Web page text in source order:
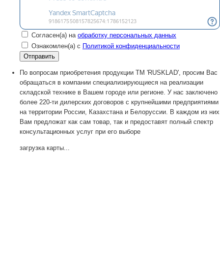
Согласен(а) на обработку персональных данных
Ознакомлен(а) с Политикой конфиденциальности
По вопросам приобретения продукции TM 'RUSKLAD', просим Вас
обращаться в компании специализирующиеся на реализации
складской технике в Вашем городе или регионе. У нас заключено
более 220-ти дилерских договоров с крупнейшими предприятиями
на территории России, Казахстана и Белоруссии. В каждом из них
Вам предложат как сам товар, так и предоставят полный спектр
консультационных услуг при его выборе
загрузка карты...